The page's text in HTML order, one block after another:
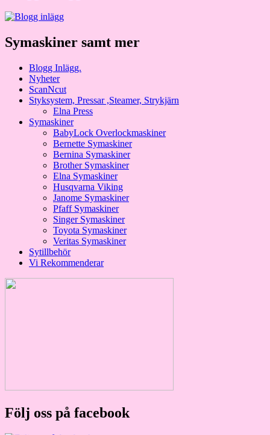
Symaskiner samt mer
Blogg Inlägg.
Nyheter
ScanNcut
Styksystem, Pressar ,Steamer, Strykjärn
Elna Press
Symaskiner
BabyLock Overlockmaskiner
Bernette Symaskiner
Bernina Symaskiner
Brother Symaskiner
Elna Symaskiner
Husqvarna Viking
Janome Symaskiner
Pfaff Symaskiner
Singer Symaskiner
Toyota Symaskiner
Veritas Symaskiner
Sytillbehör
Vi Rekommenderar
Följ oss på facebook